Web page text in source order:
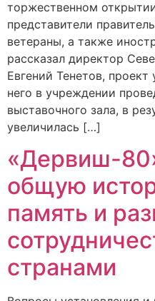
торжественном
представители
ветераны, а также
рассказал директор
Евгений Тенетов,
него в учреждении
выставочного зала, в
увеличилась […]
«Дервиш-
общую
память и
странами